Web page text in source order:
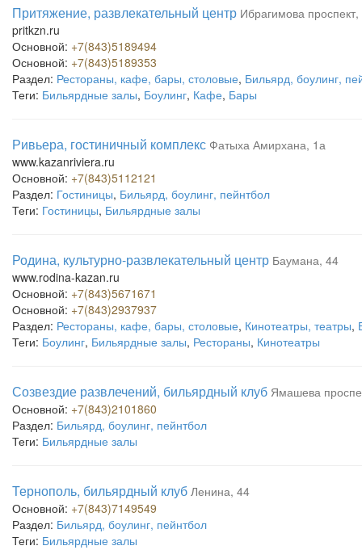
Притяжение, развлекательный центр Ибрагимова
pritkzn.ru
Основной: +7(843)5189494
Основной: +7(843)5189353
Раздел: Рестораны, кафе, бары, столовые, Бильярд, боулинг,
Теги: Бильярдные залы, Боулинг, Кафе, Бары
Ривьера, гостиничный комплекс Фатыха Амирхана, 1а
www.kazanriviera.ru
Основной: +7(843)5112121
Раздел: Гостиницы, Бильярд, боулинг, пейнтбол
Теги: Гостиницы, Бильярдные залы
Родина, культурно-развлекательный центр Баумана, 44
www.rodina-kazan.ru
Основной: +7(843)5671671
Основной: +7(843)2937937
Раздел: Рестораны, кафе, бары, столовые, Кинотеатры, театры,
Теги: Боулинг, Бильярдные залы, Рестораны, Кинотеатры
Созвездие развлечений, бильярдный клуб Ямашева
Основной: +7(843)2101860
Раздел: Бильярд, боулинг, пейнтбол
Теги: Бильярдные залы
Тернополь, бильярдный клуб Ленина, 44
Основной: +7(843)7149549
Раздел: Бильярд, боулинг, пейнтбол
Теги: Бильярдные залы